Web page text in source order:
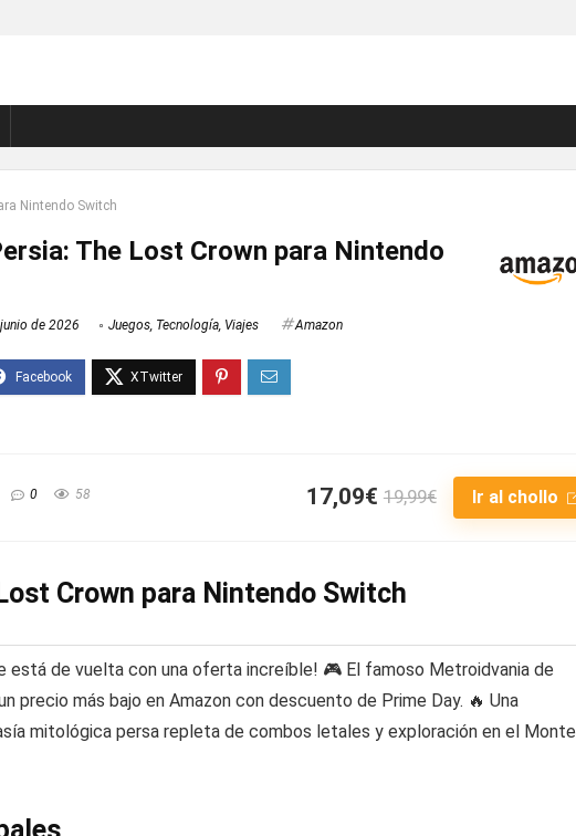
Nintendo Switch
The Lost Crown para Nintendo
de 2026 Juegos, Tecnología, Viajes Amazon
0 58 17,09€ 19,99€ Ir al chollo
Crown para Nintendo Switch
está de vuelta con una oferta increíble! 🎮 El famoso Metroidvania de
precio más bajo en Amazon con descuento de Prime Day. 🔥 Una
mitológica persa repleta de combos letales y exploración en el Monte